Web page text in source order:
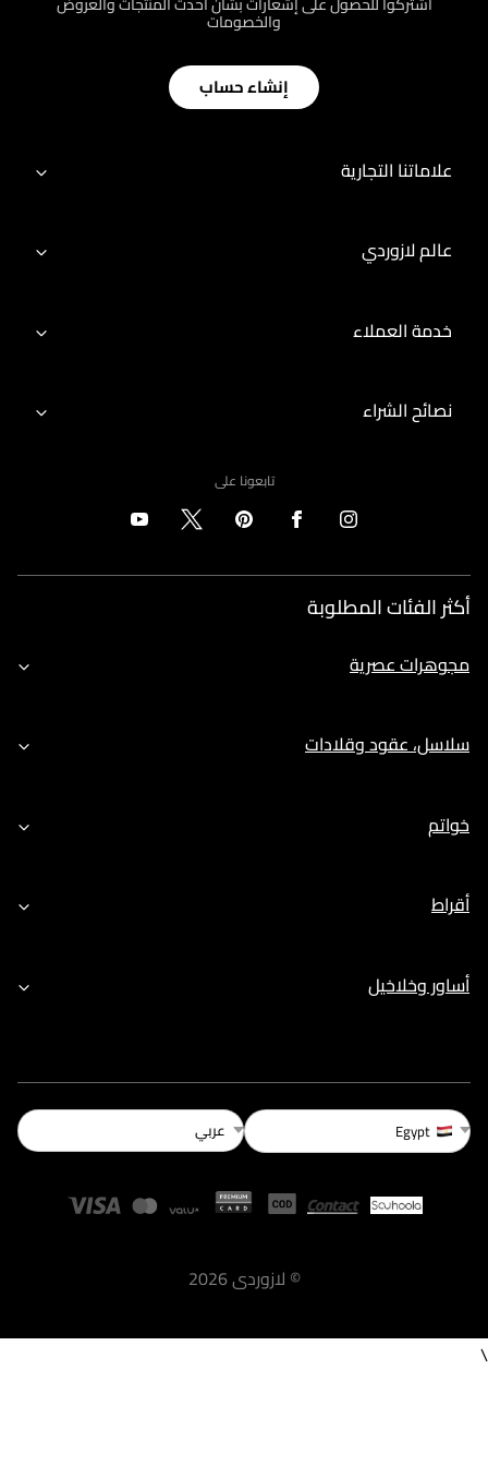
والخصومات
إنشاء حساب
علاماتنا التجارية
عالم لازوردي
خدمة العملاء
نصائح الشراء
تابعونا على
أكثر الفئات المطلوبة
مجوهرات عصرية
سلاسل، عقود وقلادات
خواتم
أقراط
أساور وخلاخيل
Egypt عربي
© لازوردى2026
\